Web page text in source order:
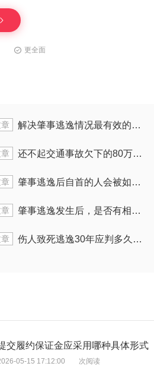
更全面
解决肇事逃逸情况最有效的办法是什么
还不起交通事故欠下的80万会判几年
肇事逃逸后自首的人会被如何判刑
肇事逃逸发生后，是否有相关责任人
伤人致死逃逸30年应判多久刑罚
交履约保证金应采用哪种具体形式
05-15 17:12:00 次阅读